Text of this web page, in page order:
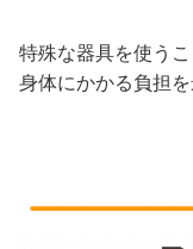
特殊な器具を使う
身体にかかる負担